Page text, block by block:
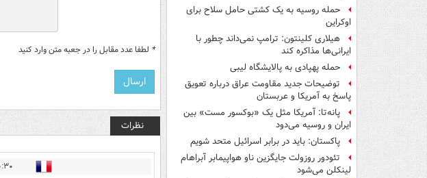
حمله روسیه به یک کشتی حامل سلاح برای
اوکراین
هیلاری کلینتون: ترامپ نمی‌داند چطور با
ایرانی‌ها مذاکره کند
حمله پهپادی به پالایشگاه لیبی
توضیحات جدید مقاومت عراق درباره تعویق
پاسخ به آمریکا و عربستان
پانه‌تا: آمریکا مثل یک «بوکسور مست» بین
ایران و روسیه می‌دود
پاکستان: باید در برابر اسرائیل متحد شویم
تئودور روزولت جایگزین ناو هواپیمابر آبراهام
لینکلن می‌شود
* لطفا عدد مقابل را در جعبه متن وارد کنید
نظرات
۱۰:۳۰ -